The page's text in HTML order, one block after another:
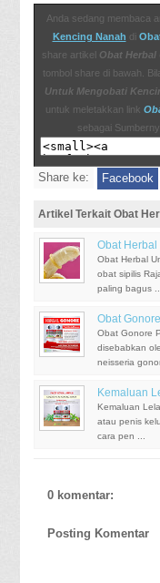
http://
bernanah-yg-dijual.html
obat penyakit gonore
http://adam-
jakarta.html
Anda sedang membaca
Kencing Nanah di
share artikel Obat
tombol share di bawah.
Untuk Mengobati
untuk meletakkan link
sebagai
Share ke: Facebook
Artikel Terkait Obat
Obat
Obat Herbal
obat sipilis
paling bagus
Obat
Obat Gonore
disebabkan
neisseria
Kemaluan
Kemaluan
atau penis
cara pen ...
0 komentar:
Posting Komentar